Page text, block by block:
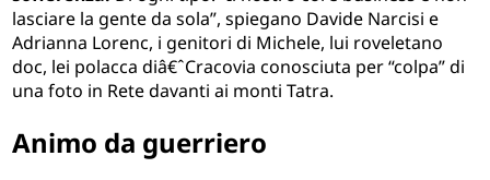
lasciare la gente da sola”, spiegano Davide Narcisi e
Adrianna Lorenc, i genitori di Michele, lui roveletano
doc, lei polacca diâ€ˆCracovia conosciuta per “colpa” di
una foto in Rete davanti ai monti Tatra.
Animo da guerriero